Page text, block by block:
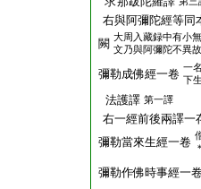
右與阿彌陀經等同
闕 大周入藏録中有小
文乃與阿彌陀不異
彌勒成佛經一卷 一
下
法護譯 第一譯
右一經前後兩譯一
彌勒當來生經一卷
彌勒作佛時事經一